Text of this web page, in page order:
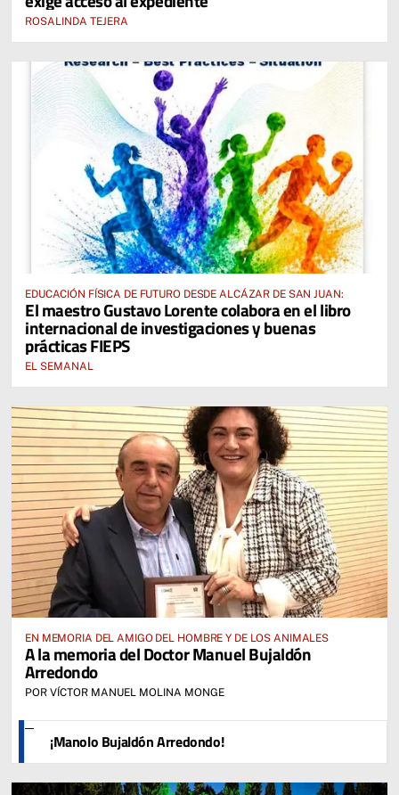
ROSALINDA TEJERA
EDUCACIÓN FÍSICA DE FUTURO DESDE ALCÁZAR DE SAN JUAN:
El maestro Gustavo Lorente colabora en el libro
internacional de investigaciones y buenas
prácticas FIEPS
EL SEMANAL
EN MEMORIA DEL AMIGO DEL HOMBRE Y DE LOS ANIMALES
A la memoria del Doctor Manuel Bujaldón
Arredondo
POR VÍCTOR MANUEL MOLINA MONGE
¡Manolo Bujaldón Arredondo!